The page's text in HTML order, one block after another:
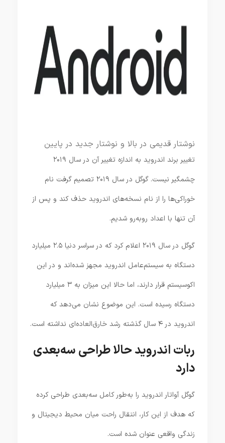
نوشتار قدیمی در بالا و نوشتار جدید در پایین
تغییر برند اندروید به اندازه تغییر آن در سال ۲۰۱۹
چشمگیر نیست. گوگل در سال ۲۰۱۹ تصمیم گرفت نام
خوراکی‌ها را از نام نسخه‌های اندروید حذف کند و پس از
آن تنها با اعداد روبه‌رو شدیم.
گوگل در سال ۲۰۱۹ اعلام کرد که در سراسر دنیا ۲.۵ میلیارد
دستگاه به سیستم‌عامل اندروید مجهز شده‌اند و در این
اکوسیستم قرار دارند، اما حالا این میزان به ۳ میلیارد
دستگاه رسیده است. این موضوع نشان می‌دهد که
اندروید در ۴ سال گذشته رشد خارق‌العاده‌ای نداشته است.
ربات اندروید حالا طراحی سه‌بعدی
دارد
گوگل آواتار اندروید را به‌طور کامل سه‌بعدی طراحی کرده
که هدف از این کار، انتقال راحت میان محیط دیجیتال و
زندگی واقعی عنوان شده است.